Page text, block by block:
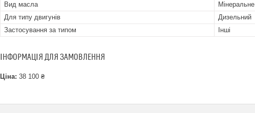
Вид масла
Мінеральне
Для типу двигунів
Дизельний
Застосування за типом
Інші
ІНФОРМАЦІЯ ДЛЯ ЗАМОВЛЕННЯ
Ціна: 38 100 ₴